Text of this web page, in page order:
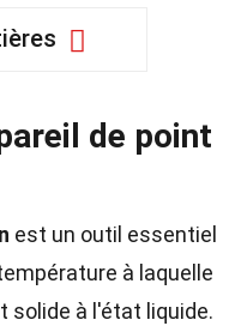
de point
est un outil essentiel
à laquelle
solide à l'état liquide.